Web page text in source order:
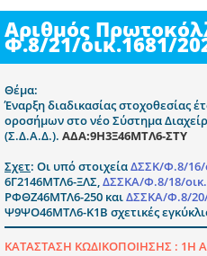
Αριθμός
Φ.8/21/οικ.1681/
Θέμα:
Έναρξη διαδικασίας στοχοθεσίας
οροσήμων στο νέο Σύστημα
(Σ.Δ.Α.Δ.). ΑΔΑ:9Η3Ξ46ΜΤΛ6-ΣΤΥ
Σχετ: Οι υπό στοιχείαΔΣΣΚ/Φ.8/16/
6Γ2146ΜΤΛ6-ΞΛΣ,ΔΣΣΚΑ/Φ.8/18/
ΡΦΘΖ46ΜΤΛ6-250 καιΔΣΣΚΑ/Φ.8/20/
Ψ9ΨΟ46ΜΤΛ6-Κ1Β σχετικές
ΚΑΤΑΣΤΑΣΗ ΚΩΔΙΚΟΠΟΙΗΣΗΣ : 1Η